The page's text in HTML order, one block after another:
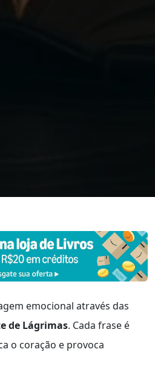
emocional através das
de Lágrimas. Cada frase é
o coração e provoca